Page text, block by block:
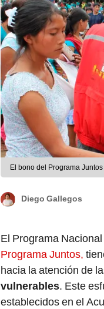
El bono del Programa
Diego Gallegos
El Programa
Programa Juntos,
hacia la atención de
vulnerables. Este
establecidos en el